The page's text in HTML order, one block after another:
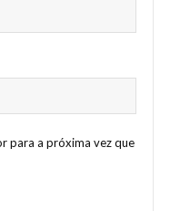
para a próxima vez que